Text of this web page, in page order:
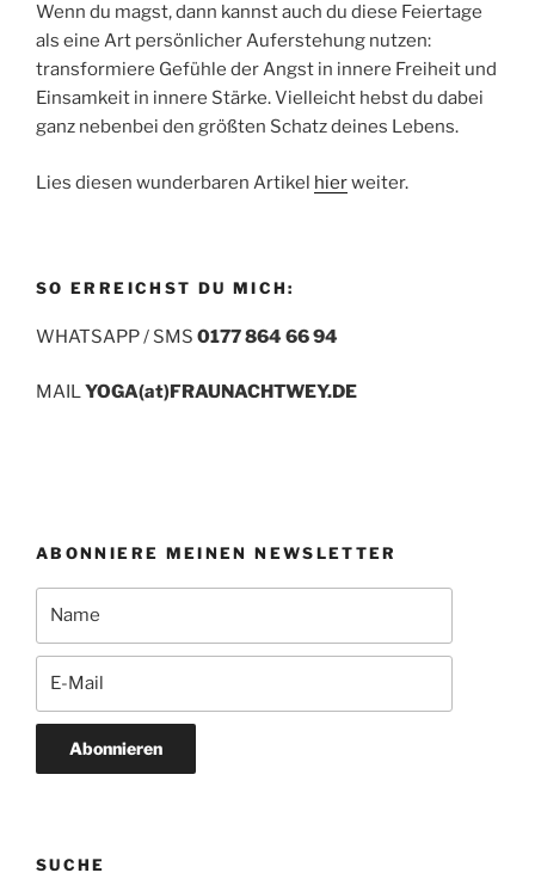
Wenn du magst, dann kannst auch du diese Feiertage
als eine Art persönlicher Auferstehung nutzen:
transformiere Gefühle der Angst in innere Freiheit und
Einsamkeit in innere Stärke. Vielleicht hebst du dabei
ganz nebenbei den größten Schatz deines Lebens.
Lies diesen wunderbaren Artikel hierweiter.
SO ERREICHST DU MICH:
WHATSAPP / SMS 0177 864 66 94
MAILYOGA(at)FRAUNACHTWEY.DE
ABONNIERE MEINEN NEWSLETTER
Abonnieren
SUCHE